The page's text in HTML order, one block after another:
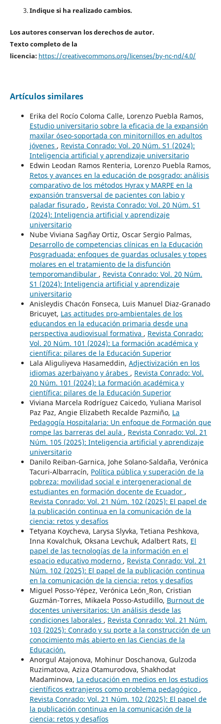
Indique si ha realizado cambios.
Los autores conservan los derechos de autor.
Texto completo de la
licencia: https://creativecommons.org/licenses/by-nc-nd/4.0/
Artículos similares
Erika del Rocío Coloma Calle, Lorenzo Puebla Ramos,
Estudio universitario sobre la eficacia de la expansión
maxilar óseo-soportada con minitornillos en adultos
jóvenes , Revista Conrado: Vol. 20 Núm. S1 (2024):
Inteligencia artificial y aprendizaje universitario
Edwin Leodan Ramos Renteria, Lorenzo Puebla Ramos,
Retos y avances en la educación de posgrado: análisis
comparativo de los métodos Hyrax y MARPE en la
expansión transversal de pacientes con labio y
paladar fisurado , Revista Conrado: Vol. 20 Núm. S1
(2024): Inteligencia artificial y aprendizaje
universitario
Nube Viviana Sagñay Ortiz, Oscar Sergio Palmas,
Desarrollo de competencias clínicas en la Educación
Posgraduada: enfoques de guardas oclusales y topes
molares en el tratamiento de la disfunción
temporomandibular , Revista Conrado: Vol. 20 Núm.
S1 (2024): Inteligencia artificial y aprendizaje
universitario
Anisleydis Chacón Fonseca, Luis Manuel Diaz-Granado
Bricuyet, Las actitudes pro-ambientales de los
educandos en la educación primaria desde una
perspectiva audiovisual formativa , Revista Conrado:
Vol. 20 Núm. 101 (2024): La formación académica y
científica: pilares de la Educación Superior
Lala Aliguliyeva Hasameddin, Adjectivización en los
idiomas azerbaiyano y árabes , Revista Conrado: Vol.
20 Núm. 101 (2024): La formación académica y
científica: pilares de la Educación Superior
Viviana Marcela Rodríguez Caicedo, Yuliana Marisol
Paz Paz, Angie Elizabeth Recalde Pazmiño, La
Pedagogía Hospitalaria: Un enfoque de Formación que
rompe las barreras del aula , Revista Conrado: Vol. 21
Núm. 105 (2025): Inteligencia artificial y aprendizaje
universitario
Danilo Reiban-Garnica, Johe Solano-Saldaña, Verónica
Tacuri-Albarracín, Política pública y superación de la
pobreza: movilidad social e intergeneracional de
estudiantes en formación docente de Ecuador ,
Revista Conrado: Vol. 21 Núm. 102 (2025): El papel de
la publicación continua en la comunicación de la
ciencia: retos y desafíos
Tetyana Koycheva, Larysa Slyvka, Tetiana Peshkova,
Inna Kovalchuk, Oksana Levchuk, Adalbert Rats, El
papel de las tecnologías de la información en el
espacio educativo moderno , Revista Conrado: Vol. 21
Núm. 102 (2025): El papel de la publicación continua
en la comunicación de la ciencia: retos y desafíos
Miguel Posso-Yépez, Verónica León_Ron, Cristian
Guzmán-Torres, Mikaela Posso-Astudillo, Burnout de
docentes universitarios: Un análisis desde las
condiciones laborales , Revista Conrado: Vol. 21 Núm.
103 (2025): Conrado y su porte a la construcción de un
conocimiento más abierto en las Ciencias de la
Educación.
Anorgul Atajonova, Mohinur Doschanova, Gulzoda
Ruzimatova, Aziza Otamurodova, Shakhodat
Madaminova, La educación en medios en los estudios
científicos extranjeros como problema pedagógico ,
Revista Conrado: Vol. 21 Núm. 102 (2025): El papel de
la publicación continua en la comunicación de la
ciencia: retos y desafíos